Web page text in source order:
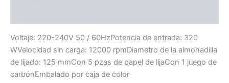
Voltaje: 220-240V 50 / 60HzPotencia de entrada: 320
WVelocidad sin carga: 12000 rpmDiametro de la almohadilla
de lijado: 125 mmCon 5 pzas de papel de lijaCon 1 juego de
carbónEmbalado por caja de color